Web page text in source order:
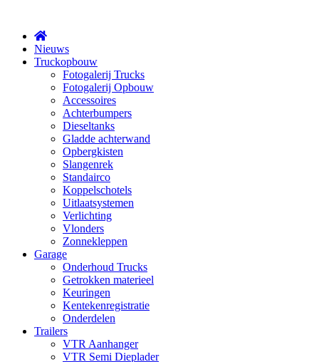
Nieuws
Truckopbouw
Fotogalerij Trucks
Fotogalerij Opbouw
Accessoires
Achterbumpers
Dieseltanks
Gladde achterwand
Opbergkisten
Slangenrek
Standairco
Koppelschotels
Uitlaatsystemen
Verlichting
Vlonders
Zonnekleppen
Garage
Onderhoud Trucks
Getrokken materieel
Keuringen
Kentekenregistratie
Onderdelen
Trailers
VTR Aanhanger
VTR Semi Dieplader